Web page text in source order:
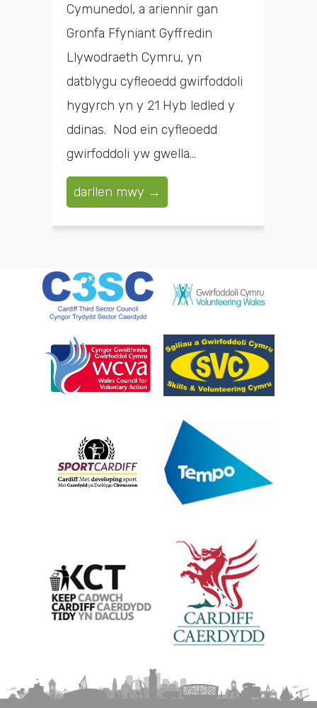
Cymunedol, a ariennir gan
Gronfa Ffyniant Gyffredin
Llywodraeth Cymru, yn
datblygu cyfleoedd gwirfoddoli
hygyrch yn y 21 Hyb ledled y
ddinas. Nod ein cyfleoedd
gwirfoddoli yw gwella...
darllen mwy →